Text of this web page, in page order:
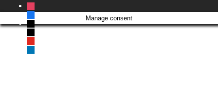
instagram
facebook
x
tiktok
youtube
linkedin
Manage consent